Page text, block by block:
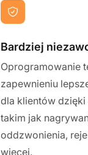
Bardziej
Oprogramowanie
zapewnieniu
dla klientów
takim jak
oddzwonienia,
więcej.